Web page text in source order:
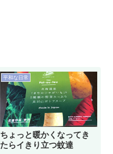
平和な日常
ちょっと暖かくなってき
たらイきり立つ蚊達